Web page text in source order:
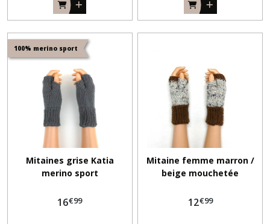
100% merino sport
Mitaines grise Katia
merino sport
16€99
Mitaine femme marron /
beige mouchetée
12€99